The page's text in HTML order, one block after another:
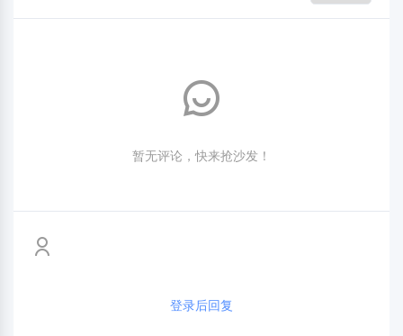
暂无评论，快来抢沙发！
登录后回复